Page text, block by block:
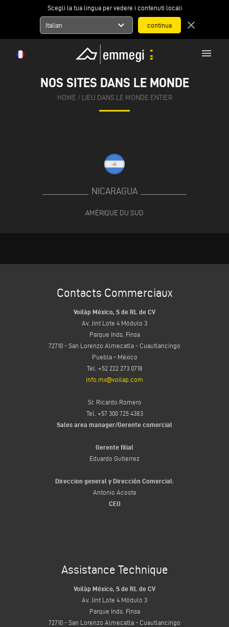
Scegli la tua lingua per vedere i contenuti locali
Italian expand_more close
menu
NOS SITES DANS LE MONDE
HOME / LIEU DANS LE MONDE ENTIER
NICARAGUA
AMÉRIQUE DU SUD
Contacts Commerciaux
Voilàp México, S de RL de CV
Av. Jint Lote 4 Módulo 3
Parque Inds. Finsa
72710 - San Lorenzo Almecatla - Cuautlancingo
Puebla – México
Tel. +52 222 273 0718
info.mx@voilap.com
Sr. Ricardo Romero
Tel. +57 300 725 4383
Sales area manager/Gerente comercial
Gerente filial
Eduardo Gutierrez
Direccion general y Dirección Comercial:
Antonio Acosta
CEO
Assistance Technique
Voilàp México, S de RL de CV
Av. Jint Lote 4 Módulo 3
Parque Inds. Finsa
72710 - San Lorenzo Almecatla - Cuautlancingo